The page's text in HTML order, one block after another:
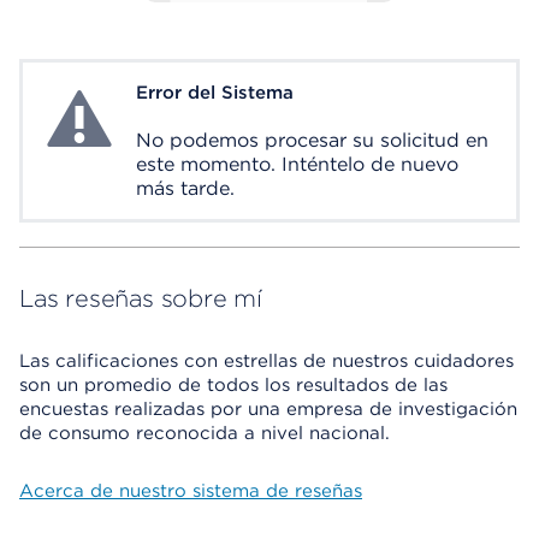
System ErrorError del Sistema
No podemos procesar su solicitud en
este momento. Inténtelo de nuevo
más tarde.
Las reseñas sobre mí
Las calificaciones con estrellas de nuestros cuidadores
son un promedio de todos los resultados de las
encuestas realizadas por una empresa de investigación
de consumo reconocida a nivel nacional.
Acerca de nuestro sistema de reseñas